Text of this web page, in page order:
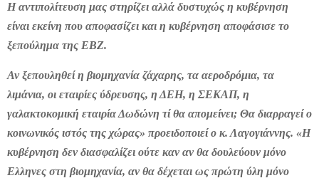
Η αντιπολίτευση μας στηρίζει αλλά δυστυχώς η κυβέρνηση
είναι εκείνη που αποφασίζει και η κυβέρνηση αποφάσισε το
ξεπούλημα της ΕΒΖ.
Αν ξεπουληθεί η βιομηχανία ζάχαρης, τα αεροδρόμια, τα
λιμάνια, οι εταιρίες ύδρευσης, η ΔΕΗ, η ΣΕΚΑΠ, η
γαλακτοκομική εταιρία Δωδώνη τί θα απομείνει; Θα διαρραγεί ο
κοινωνικός ιστός της χώρας» προειδοποιεί ο κ. Λαγογιάννης. «Η
κυβέρνηση δεν διασφαλίζει ούτε καν αν θα δουλεύουν μόνο
Ελληνες στη βιομηχανία, αν θα δέχεται ως πρώτη ύλη μόνο